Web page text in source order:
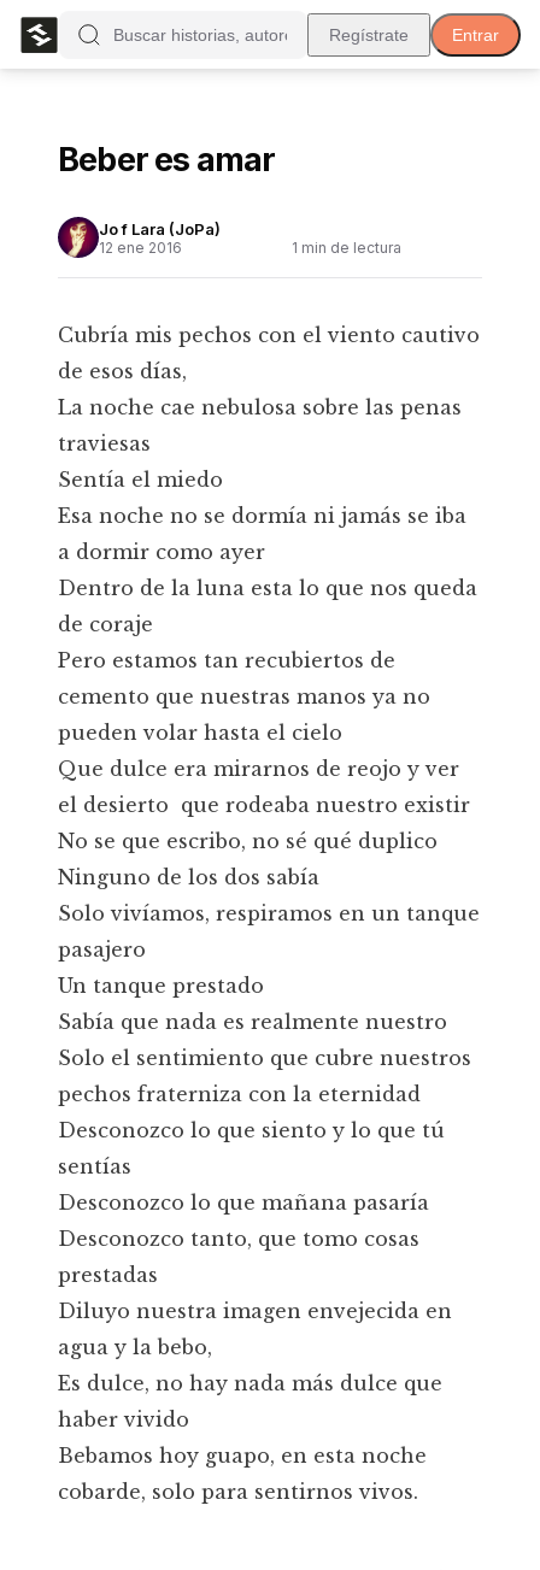
Regístrate Entrar
Beber es amar
Jo f Lara (JoPa)
12 ene 2016 1 min de lectura
Cubría mis pechos con el viento cautivo
de esos días,
La noche cae nebulosa sobre las penas
traviesas
Sentía el miedo
Esa noche no se dormía ni jamás se iba
a dormir como ayer
Dentro de la luna esta lo que nos queda
de coraje
Pero estamos tan recubiertos de
cemento que nuestras manos ya no
pueden volar hasta el cielo
Que dulce era mirarnos de reojo y ver
el desierto que rodeaba nuestro existir
No se que escribo, no sé qué duplico
Ninguno de los dos sabía
Solo vivíamos, respiramos en un tanque
pasajero
Un tanque prestado
Sabía que nada es realmente nuestro
Solo el sentimiento que cubre nuestros
pechos fraterniza con la eternidad
Desconozco lo que siento y lo que tú
sentías
Desconozco lo que mañana pasaría
Desconozco tanto, que tomo cosas
prestadas
Diluyo nuestra imagen envejecida en
agua y la bebo,
Es dulce, no hay nada más dulce que
haber vivido
Bebamos hoy guapo, en esta noche
cobarde, solo para sentirnos vivos.